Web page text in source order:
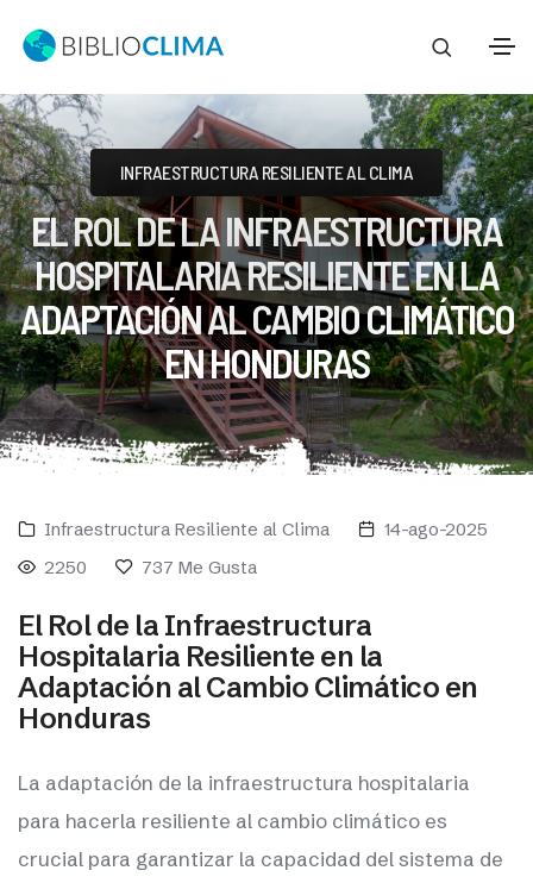
INFRAESTRUCTURA RESILIENTE AL CLIMA
EL ROL DE LA INFRAESTRUCTURA
HOSPITALARIA RESILIENTE EN LA
ADAPTACIÓN AL CAMBIO CLIMÁTICO
EN HONDURAS
Infraestructura Resiliente al Clima
14-ago-2025
2250
737 Me Gusta
El Rol de la Infraestructura
Hospitalaria Resiliente en la
Adaptación al Cambio Climático en
Honduras
La adaptación de la infraestructura hospitalaria
para hacerla resiliente al cambio climático es
crucial para garantizar la capacidad del sistema de